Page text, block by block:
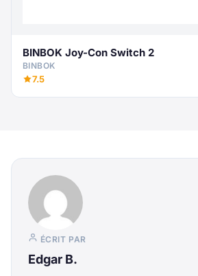
BINBOK Joy-Con Switch 2
BINBOK
7.5
ÉCRIT PAR
Edgar B.